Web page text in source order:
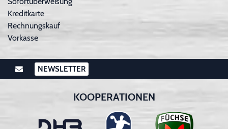
Kreditkarte
Rechnungskauf
Vorkasse
NEWSLETTER
KOOPERATIONEN